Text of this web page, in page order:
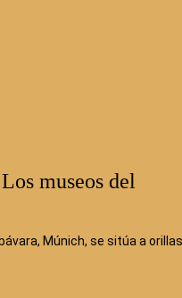
museos del
Múnich, se sitúa a orillas